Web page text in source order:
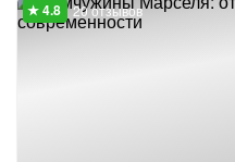
20 отзывов